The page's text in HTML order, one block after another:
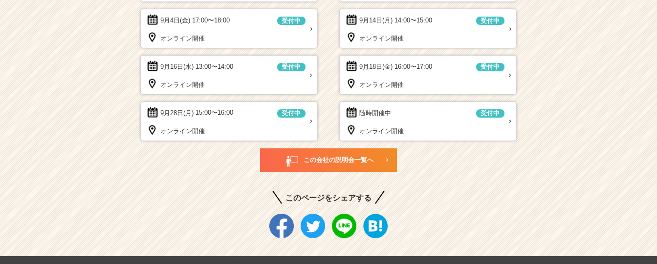
9月4日(金) 17:00〜18:00 受付中
オンライン開催
9月14日(月) 14:00〜15:00 受付中
オンライン開催
9月16日(水) 13:00〜14:00 受付中
オンライン開催
9月18日(金) 16:00〜17:00 受付中
オンライン開催
9月28日(月) 15:00〜16:00 受付中
オンライン開催
随時開催中 受付中
オンライン開催
この会社の説明会一覧へ
このページをシェアする